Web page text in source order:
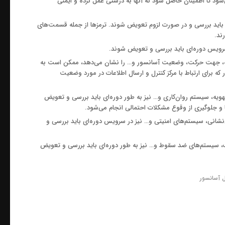
باید بررسی و در صورت لزوم تعویض شوند. ترمزها از جمله قسمت‌های
دوره‌ای باید بررسی و تعویض شوند.
جهت حرکت، وضعیت آسانسور و… را نشان می‌دهد، ممکن است به
برای ارتباط با مرکز کنترل و ارسال اطلاعات در مورد وضعیت
سیستم روان‌کاری و… نیز به طور دوره‌ای باید بررسی و تعویض
جلوگیری از وقوع مشکلات احتمالی انجام می‌شود.
سیستم‌های امنیتی و… نیز در سرویس دوره‌ای باید بررسی و
سیستم‌های ضد سقوط و… نیز به طور دوره‌ای باید بررسی و تعویض
آسانسور